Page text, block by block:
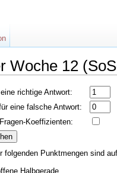
Woche 12
richtige Antwort:
eine falsche Antwort:
Koeffizienten:
folgenden Punktmengen sind
Halbgerade